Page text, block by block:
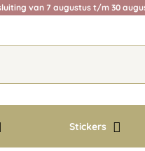
van 7 augustus t/m 30
Stickers